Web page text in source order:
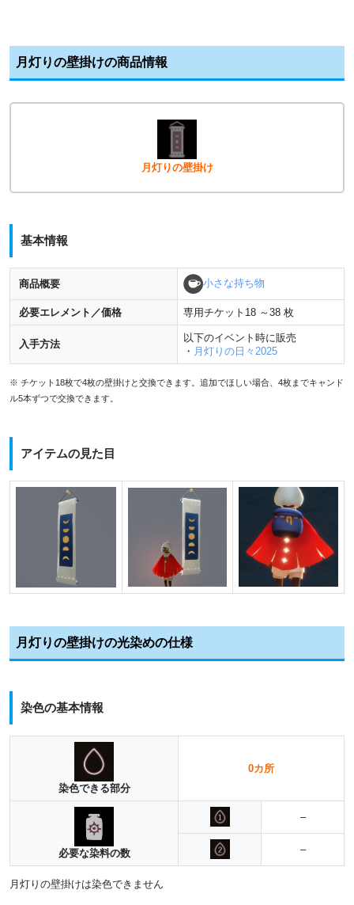
月灯りの壁掛けの商品情報
月灯りの壁掛け
基本情報
商品概要 小さな持ち物
必要エレメント／価格 専用チケット18 ～38 枚
入手方法
以下のイベント時に販売
・ 月灯りの日々2025
※ チケット18枚で4枚の壁掛けと交換できます。追加でほしい場合、4枚までキャンド
ル5本ずつで交換できます。
アイテムの見た目
月灯りの壁掛けの光染めの仕様
染色の基本情報
染色できる部分
0カ所
必要な染料の数
–
–
月灯りの壁掛けは染色できません